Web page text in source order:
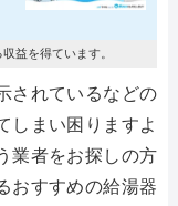
益を得ています。
されているなどの
しまい困りますよ
業者をお探しの方
おすすめの給湯器